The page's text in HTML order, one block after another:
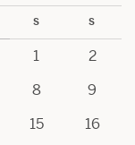
S S
1
2
8
9
15
16